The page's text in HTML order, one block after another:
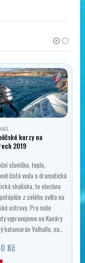
kurzy na
2019
sluníčko, teplo,
čistá voda a dramatická
skaliska, to všechno
z celého světa na
ostrovy. Pro naše
vypravujeme na Kanáry
katamarán Valhalla, na…
Kč